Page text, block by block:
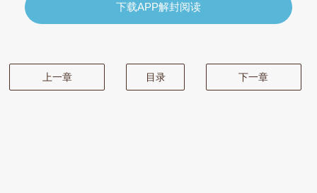
下载APP解封阅读
上一章 目录 下一章